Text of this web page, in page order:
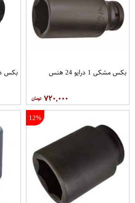
بکس مشکی 1 درایو 24 هنس
۷۲۰,۰۰۰
بکس درایو
12%